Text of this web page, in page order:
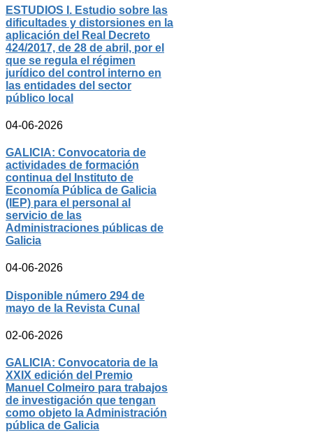
ESTUDIOS I. Estudio sobre las
dificultades y distorsiones en la
aplicación del Real Decreto
424/2017, de 28 de abril, por el
que se regula el régimen
jurídico del control interno en
las entidades del sector
público local
04-06-2026
GALICIA: Convocatoria de
actividades de formación
continua del Instituto de
Economía Pública de Galicia
(IEP) para el personal al
servicio de las
Administraciones públicas de
Galicia
04-06-2026
Disponible número 294 de
mayo de la Revista Cunal
02-06-2026
GALICIA: Convocatoria de la
XXIX edición del Premio
Manuel Colmeiro para trabajos
de investigación que tengan
como objeto la Administración
pública de Galicia